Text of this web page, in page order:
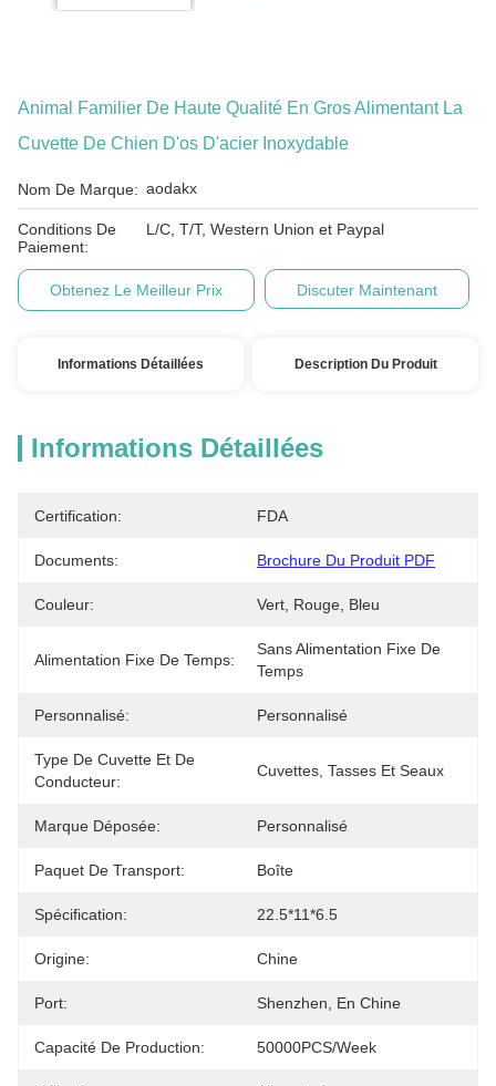
Animal Familier De Haute Qualité En Gros Alimentant La
Cuvette De Chien D'os D'acier Inoxydable
Nom De Marque: aodakx
Conditions De
Paiement:
L/C, T/T, Western Union et Paypal
Obtenez Le Meilleur Prix Discuter Maintenant
Informations Détaillées Description Du Produit
Informations Détaillées
Certification: FDA
Documents: Brochure Du Produit PDF
Couleur: Vert, Rouge, Bleu
Alimentation Fixe De Temps:
Sans Alimentation Fixe De
Temps
Personnalisé: Personnalisé
Type De Cuvette Et De
Conducteur:
Cuvettes, Tasses Et Seaux
Marque Déposée: Personnalisé
Paquet De Transport: Boîte
Spécification: 22.5*11*6.5
Origine: Chine
Port: Shenzhen, En Chine
Capacité De Production: 50000PCS/Week